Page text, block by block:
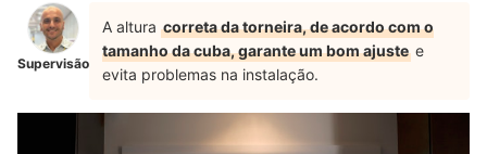
Supervisão
A altura correta da torneira, de acordo com o
tamanho da cuba, garante um bom ajuste e
evita problemas na instalação.